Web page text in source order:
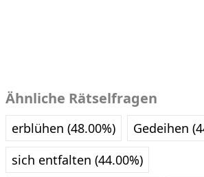
Ähnliche Rätselfragen
erblühen (48.00%)
Gedeihen
sich entfalten (44.00%)